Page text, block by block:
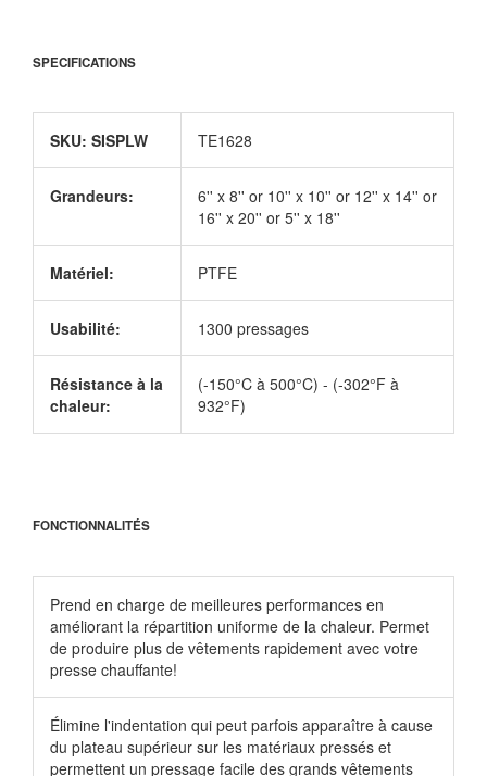
SPECIFICATIONS
SKU: SISPLW TE1628
Grandeurs:
6'' x 8'' or 10'' x 10'' or 12'' x 14'' or
16'' x 20'' or 5'' x 18''
Matériel: PTFE
Usabilité: 1300 pressages
Résistance à la
chaleur:
(-150°C à 500°C) - (-302°F à
932°F)
FONCTIONNALITÉS
Prend en charge de meilleures performances en
améliorant la répartition uniforme de la chaleur. Permet
de produire plus de vêtements rapidement avec votre
presse chauffante!
Élimine l'indentation qui peut parfois apparaître à cause
du plateau supérieur sur les matériaux pressés et
permettent un pressage facile des grands vêtements